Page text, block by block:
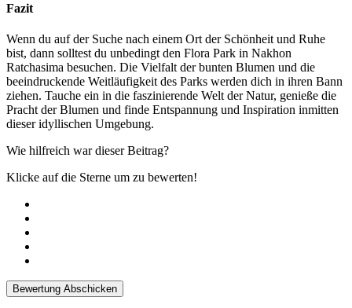
Fazit
Wenn du auf der Suche nach einem Ort der Schönheit und Ruhe
bist, dann solltest du unbedingt den Flora Park in Nakhon
Ratchasima besuchen. Die Vielfalt der bunten Blumen und die
beeindruckende Weitläufigkeit des Parks werden dich in ihren Bann
ziehen. Tauche ein in die faszinierende Welt der Natur, genieße die
Pracht der Blumen und finde Entspannung und Inspiration inmitten
dieser idyllischen Umgebung.
Wie hilfreich war dieser Beitrag?
Klicke auf die Sterne um zu bewerten!
Bewertung Abschicken